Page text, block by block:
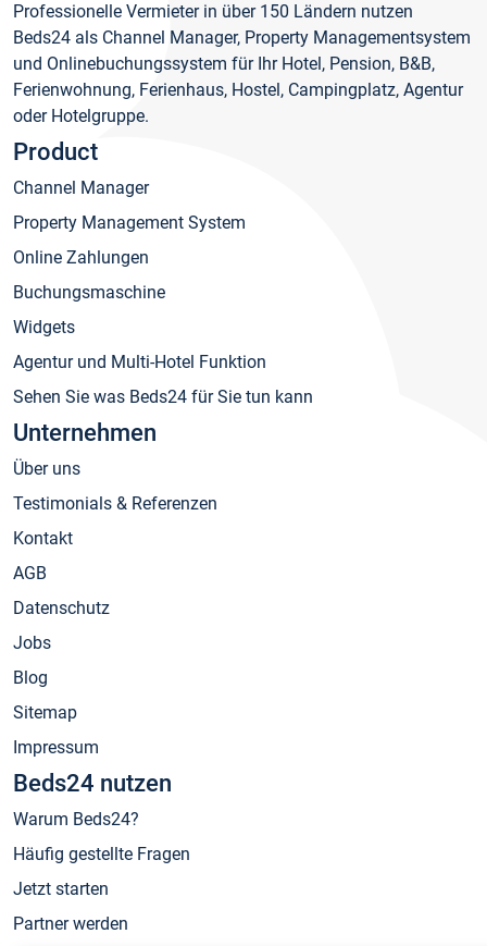
Professionelle Vermieter in über 150 Ländern nutzen
Beds24 als Channel Manager, Property Managementsystem
und Onlinebuchungssystem für Ihr Hotel, Pension, B&B,
Ferienwohnung, Ferienhaus, Hostel, Campingplatz, Agentur
oder Hotelgruppe.
Product
Channel Manager
Property Management System
Online Zahlungen
Buchungsmaschine
Widgets
Agentur und Multi-Hotel Funktion
Sehen Sie was Beds24 für Sie tun kann
Unternehmen
Über uns
Testimonials & Referenzen
Kontakt
AGB
Datenschutz
Jobs
Blog
Sitemap
Impressum
Beds24 nutzen
Warum Beds24?
Häufig gestellte Fragen
Jetzt starten
Partner werden